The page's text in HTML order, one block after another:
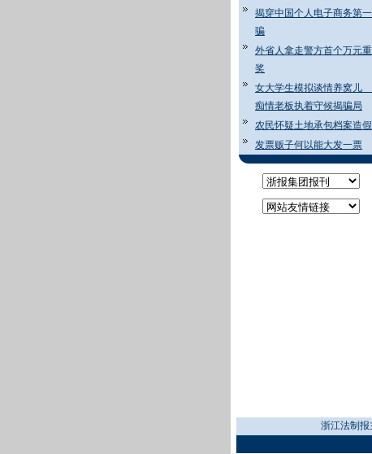
揭穿中国个人电子商务第一
骗
外省人拿走警方首个万元重
奖
女大学生模拟谈情养窝儿
痴情老板执着守候揭骗局
农民怀疑土地承包档案造假
发票贩子何以能大发一票
浙江法制